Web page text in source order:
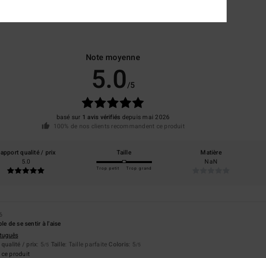
Note moyenne
5.0/5
basé sur 1 avis vérifiés depuis mai 2026
100% de nos clients recommandent ce produit
qualité / prix
5.0
Taille
Trop petit Trop grand
Matière
NaN
de se sentir à l'aise
qualité / prix: 5/5 Taille: Taille parfaite Coloris: 5/5
produit